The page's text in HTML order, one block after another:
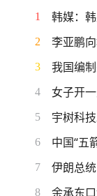
1 韩媒：
2 李亚鹏
3 我国编
4 女子开
5 宇树科
6 中国“五
7 伊朗总
8 余承东